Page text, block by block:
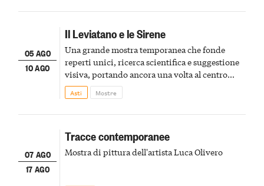
05 AGO
10 AGO
Il Leviatano e le Sirene
Una grande mostra temporanea che fonde
reperti unici, ricerca scientifica e suggestione
visiva, portando ancora una volta al centro
della scena le meraviglie del passato astigiano
Asti Mostre
07 AGO
17 AGO
Tracce contemporanee
Mostra di pittura dell'artista Luca Olivero